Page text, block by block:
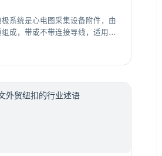
系统是心电图采集设备附件，由
成，带或不带连接导线，适用于